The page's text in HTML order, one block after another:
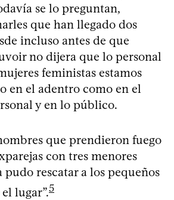
se lo preguntan,
que han llegado dos
incluso antes de que
no dijera que lo personal
feministas estamos
en el adentro como en el
y en lo público.
que prendieron fuego
con tres menores
rescatar a los pequeños
lugar”.5